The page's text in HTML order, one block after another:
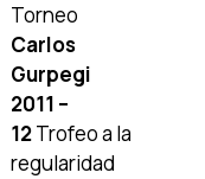
Torneo
Carlos
Gurpegi
2011 –
12Trofeo a la
regularidad